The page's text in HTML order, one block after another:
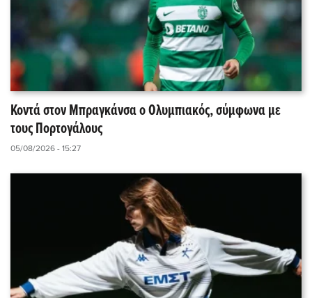
Κοντά στον Μπραγκάνσα ο Ολυμπιακός, σύμφωνα με
τους Πορτογάλους
05/08/2026 - 15:27